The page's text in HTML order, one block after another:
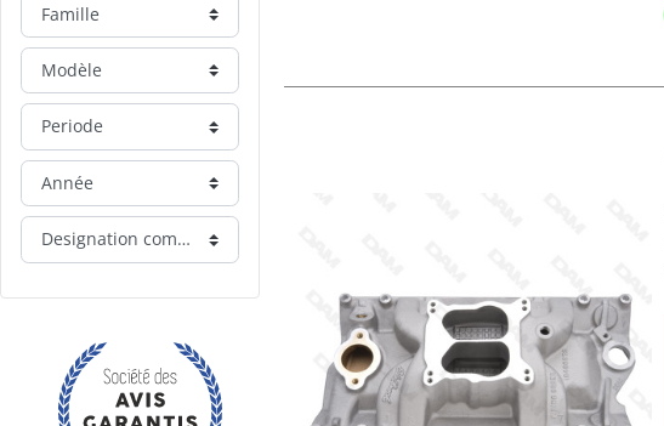
Famille
Modèle
Periode
Année
Designation commerciale